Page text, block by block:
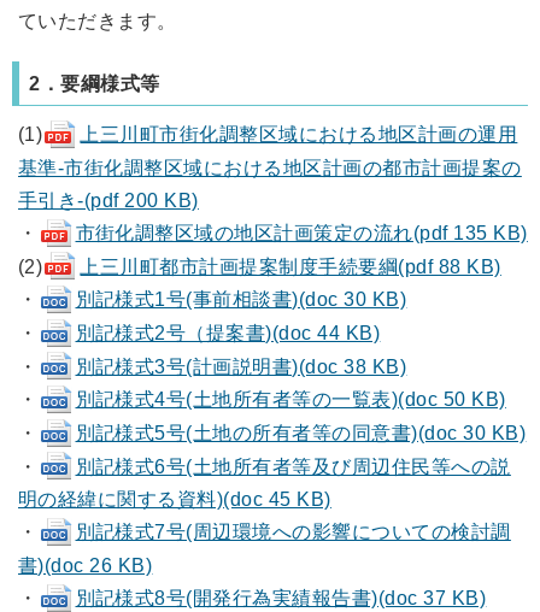
ていただきます。
2．要綱様式等
(1)
上三川町市街化調整区域における地区計画の運用
基準‐市街化調整区域における地区計画の都市計画提案の
手引き‐(pdf 200 KB)
・
市街化調整区域の地区計画策定の流れ(pdf 135 KB)
(2)
上三川町都市計画提案制度手続要綱(pdf 88 KB)
・
別記様式1号(事前相談書)(doc 30 KB)
・
別記様式2号（提案書)(doc 44 KB)
・
別記様式3号(計画説明書)(doc 38 KB)
・
別記様式4号(土地所有者等の一覧表)(doc 50 KB)
・
別記様式5号(土地の所有者等の同意書)(doc 30 KB)
・
別記様式6号(土地所有者等及び周辺住民等への説
明の経緯に関する資料)(doc 45 KB)
・
別記様式7号(周辺環境への影響についての検討調
書)(doc 26 KB)
・
別記様式8号(開発行為実績報告書)(doc 37 KB)